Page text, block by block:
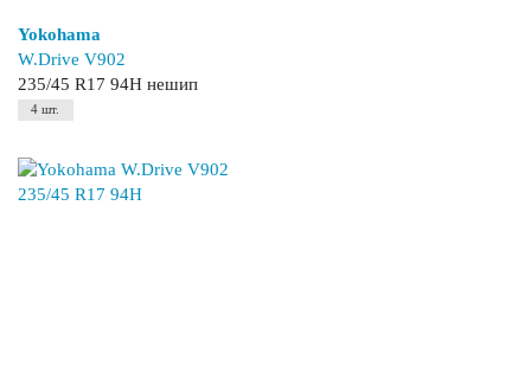
Yokohama
W.Drive V902
235/45 R17 94H нешип
4 шт.